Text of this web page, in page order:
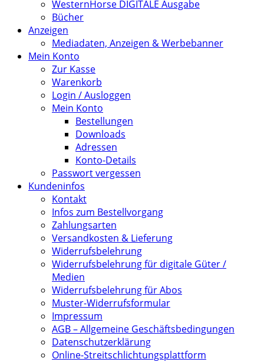
WesternHorse DIGITALE Ausgabe
Bücher
Anzeigen
Mediadaten, Anzeigen & Werbebanner
Mein Konto
Zur Kasse
Warenkorb
Login / Ausloggen
Mein Konto
Bestellungen
Downloads
Adressen
Konto-Details
Passwort vergessen
Kundeninfos
Kontakt
Infos zum Bestellvorgang
Zahlungsarten
Versandkosten & Lieferung
Widerrufsbelehrung
Widerrufsbelehrung für digitale Güter /
Medien
Widerrufsbelehrung für Abos
Muster-Widerrufsformular
Impressum
AGB – Allgemeine Geschäftsbedingungen
Datenschutzerklärung
Online-Streitschlichtungsplattform